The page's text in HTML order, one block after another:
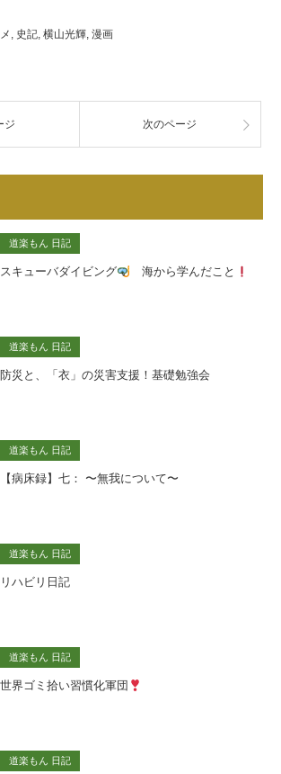
, 史記, 横山光輝, 漫画
ジ 次のページ
道楽もん 日記
スキューバダイビング 海から学んだこと
道楽もん 日記
防災と、「衣」の災害支援！基礎勉強会
道楽もん 日記
【病床録】七： 〜無我について〜
道楽もん 日記
リハビリ日記
道楽もん 日記
世界ゴミ拾い習慣化軍団
道楽もん 日記